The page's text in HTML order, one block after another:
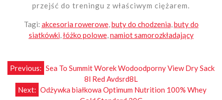
przejść do treningu z właściwym ciężarem.
Tagi: akcesoria rowerowe,buty do chodzenia,buty do
siatkówki,łóżko polowe,namiot samorozkładający
Nawigacja
wpisu
Previous: Sea To Summit Worek Wodoodporny View Dry Sack
8l Red Avdsrd8L
Next: Odżywka białkowa Optimum Nutrition 100% Whey